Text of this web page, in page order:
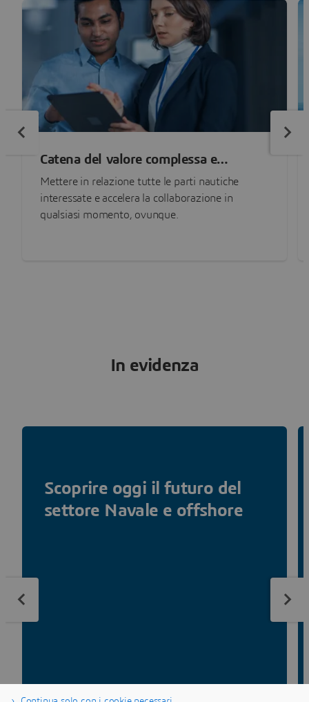
Catena del valore complessa e
scollegata
Mettere in relazione tutte le parti nautiche
interessate e accelera la collaborazione in
qualsiasi momento, ovunque.
In evidenza
Scoprire oggi il futuro del
settore Navale e offshore